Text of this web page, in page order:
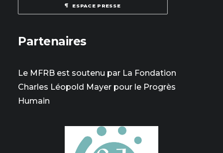
ESPACE PRESSE
Partenaires
Le MFRB est soutenu par La Fondation
Charles Léopold Mayer pour le Progrès
Humain